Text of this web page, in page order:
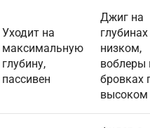
Уходит на
максимальную
глубину,
пассивен
Джиг на
низком,
воблеры
бровках
высоком